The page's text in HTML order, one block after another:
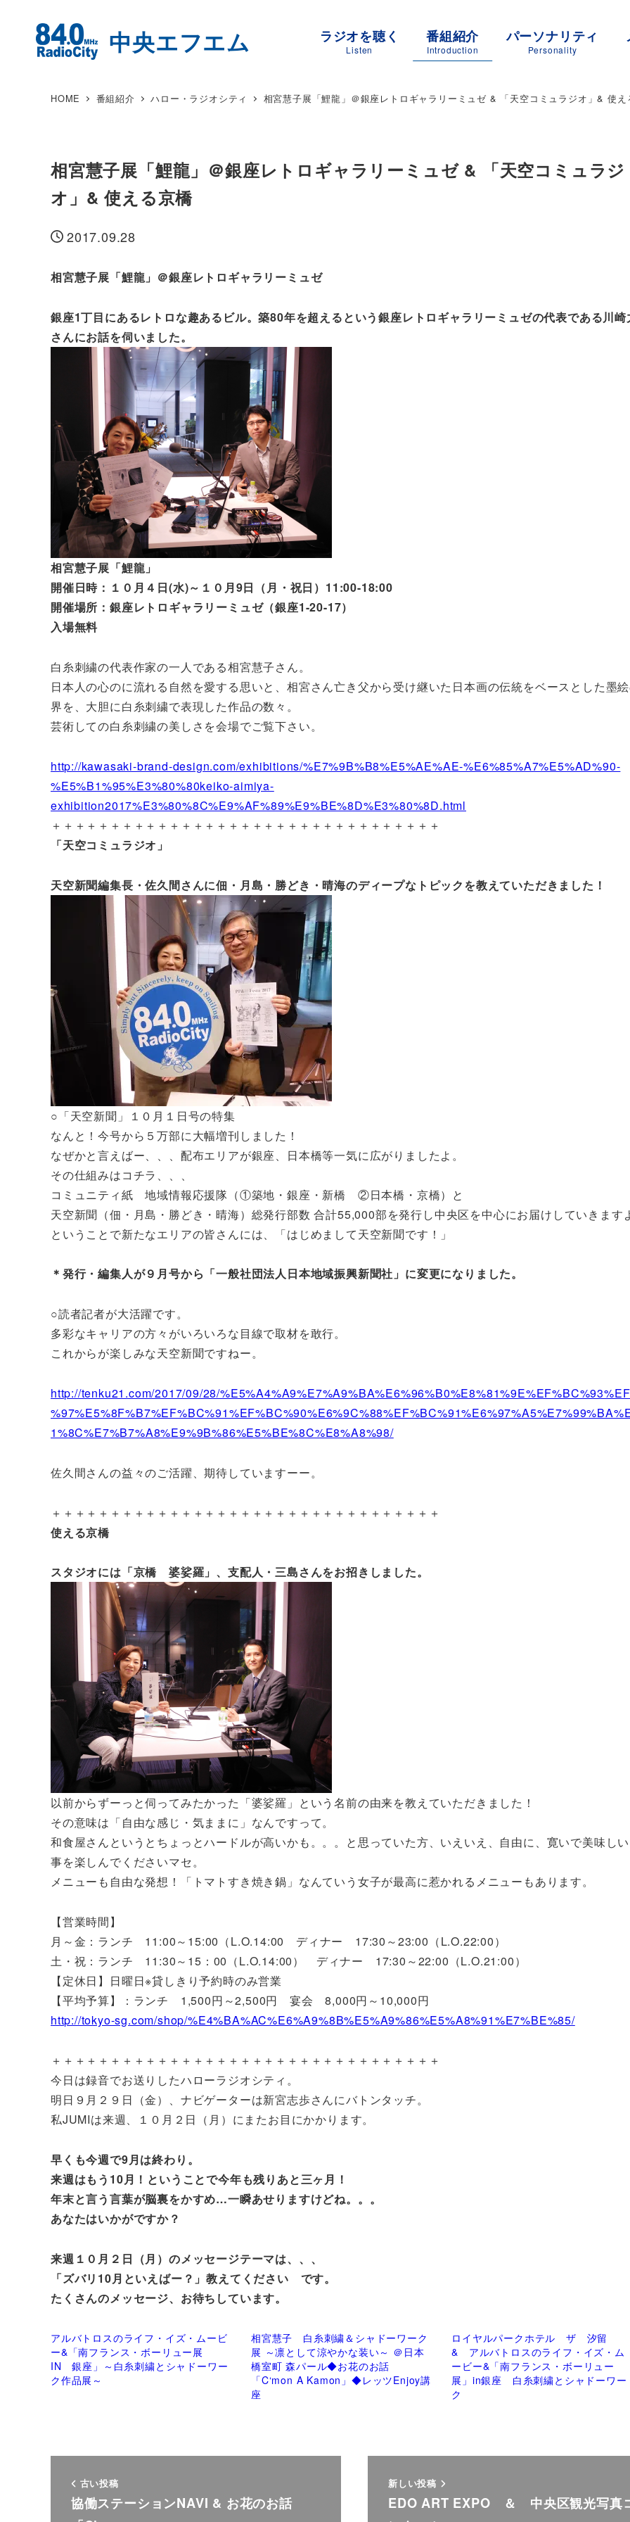
ラジオを聴く
Listen
番組紹介
Introduction
パーソナリティ
Personality
HOME 番組紹介 ハロー・ラジオシティ 相宮慧子展「鯉龍」＠銀座レトロギャラリーミュゼ & 「天空コミュラジオ」& 使え
相宮慧子展「鯉龍」＠銀座レトロギャラリーミュゼ & 「天空コミュラジ
オ」& 使える京橋
投稿日
2017.09.28
相宮慧子展「鯉龍」＠銀座レトロギャラリーミュゼ
銀座1丁目にあるレトロな趣あるビル。築80年を超えるという銀座レトロギャラリーミュゼの代表である川崎
さんにお話を伺いました。
相宮慧子展「鯉龍」
開催日時：１０月４日(水)～１０月9日（月・祝日）11:00-18:00
開催場所：銀座レトロギャラリーミュゼ（銀座1-20-17）
入場無料
白糸刺繍の代表作家の一人である相宮慧子さん。
日本人の心のに流れる自然を愛する思いと、相宮さん亡き父から受け継いた日本画の伝統をベースとした墨
界を、大胆に白糸刺繍で表現した作品の数々。
芸術しての白糸刺繍の美しさを会場でご覧下さい。
http://kawasaki-brand-design.com/exhibitions/%E7%9B%B8%E5%AE%AE-%E6%85%A7%E5%AD%90-
%E5%B1%95%E3%80%80keiko-aimiya-
exhibition2017%E3%80%8C%E9%AF%89%E9%BE%8D%E3%80%8D.html
＋＋＋＋＋＋＋＋＋＋＋＋＋＋＋＋＋＋＋＋＋＋＋＋＋＋＋＋＋＋＋＋＋
「天空コミュラジオ」
天空新聞編集長・佐久間さんに佃・月島・勝どき・晴海のディープなトピックを教えていただきました！
○「天空新聞」１０月１日号の特集
なんと！今号から５万部に大幅増刊しました！
なぜかと言えばー、、、配布エリアが銀座、日本橋等一気に広がりましたよ。
その仕組みはコチラ、、、
コミュニティ紙 地域情報応援隊（①築地・銀座・新橋 ②日本橋・京橋）と
天空新聞（佃・月島・勝どき・晴海）総発行部数 合計55,000部を発行し中央区を中心にお届けしていきます
ということで新たなエリアの皆さんには、「はじめまして天空新聞です！」
＊発行・編集人が９月号から「一般社団法人日本地域振興新聞社」に変更になりました。
○読者記者が大活躍です。
多彩なキャリアの方々がいろいろな目線で取材を敢行。
これからが楽しみな天空新聞ですねー。
http://tenku21.com/2017/09/28/
1%8C%E7%B7%A8%E9%9B%86%E5%BE%8C%E8%A8%98/
佐久間さんの益々のご活躍、期待していますーー。
＋＋＋＋＋＋＋＋＋＋＋＋＋＋＋＋＋＋＋＋＋＋＋＋＋＋＋＋＋＋＋＋＋
使える京橋
スタジオには「京橋 婆娑羅」、支配人・三島さんをお招きしました。
以前からずーっと伺ってみたかった「婆娑羅」という名前の由来を教えていただきました！
その意味は「自由な感じ・気ままに」なんですって。
和食屋さんというとちょっとハードルが高いかも。。。と思っていた方、いえいえ、自由に、寛いで美味し
事を楽しんでくださいマセ。
メニューも自由な発想！「トマトすき焼き鍋」なんていう女子が最高に惹かれるメニューもあります。
【営業時間】
月～金：ランチ 11:00～15:00（L.O.14:00 ディナー 17:30～23:00（L.O.22:00）
土・祝：ランチ 11:30～15：00（L.O.14:00） ディナー 17:30～22:00（L.O.21:00）
【定休日】日曜日※貸しきり予約時のみ営業
【平均予算】：ランチ 1,500円～2,500円 宴会 8,000円～10,000円
http://tokyo-sg.com/shop/%E4%BA%AC%E6%A9%8B%E5%A9%86%E5%A8%91%E7%BE%85/
＋＋＋＋＋＋＋＋＋＋＋＋＋＋＋＋＋＋＋＋＋＋＋＋＋＋＋＋＋＋＋＋＋
今日は録音でお送りしたハローラジオシティ。
明日９月２９日（金）、ナビゲーターは新宮志歩さんにバトンタッチ。
私JUMIは来週、１０月２日（月）にまたお目にかかります。
早くも今週で9月は終わり。
来週はもう10月！ということで今年も残りあと三ヶ月！
年末と言う言葉が脳裏をかすめ…一瞬あせりますけどね。。。
あなたはいかがですか？
来週１０月２日（月）のメッセージテーマは、、、
「ズバリ10月といえばー？」教えてください です。
たくさんのメッセージ、お待ちしています。
アルバトロスのライフ・イズ・ムービ
ー&「南フランス・ボーリュー展
IN 銀座」～白糸刺繍とシャドーワー
ク作品展～
相宮慧子 白糸刺繍＆シャドーワーク
展 ～凛として涼やかな装い～ ＠日本
橋室町 森パール◆お花のお話
「C‘mon A Kamon」◆レッツEnjoy講
座
ロイヤルパークホテル ザ 汐留
& アルバトロスのライフ・イズ・ム
ービー&「南フランス・ボーリュー
展」in銀座 白糸刺繍とシャドーワー
ク
古い投稿
協働ステーションNAVI & お花のお話
新しい投稿
EDO ART EXPO ＆ 中央区観光写真